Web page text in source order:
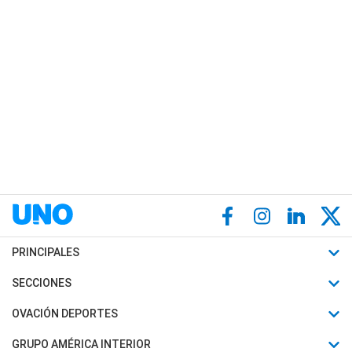
PRINCIPALES
Últimas Noticias
Política
SECCIONES
Horóscopo
Motores
OVACIÓN DEPORTES
Fútbol
GRUPO AMÉRICA INTERIOR